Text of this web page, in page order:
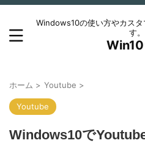
Windows10の使い方やカス
す。
ホーム > Youtube >
Youtube
Windows10で